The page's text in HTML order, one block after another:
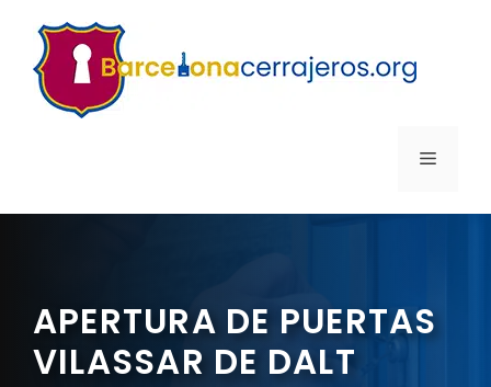
contenido
MENÚ
APERTURA DE PUERTAS
VILASSAR DE DALT